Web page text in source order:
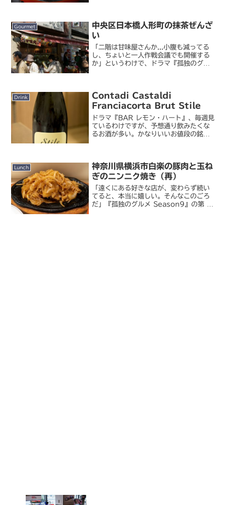
Gourmet
中央区日本橋人形町の抹茶ぜんざ
い
「二階は甘味屋さんか...小腹も減ってる
し、ちょいと一人作戦会議でも開催する
か」というわけで、ドラマ『孤独のグル
トに登場し...
Drink
Contadi Castaldi
Franciacorta Brut Stile
ドラマ『BAR レモン・ハート』、毎週見
ているわけですが、予想通り飲みたくな
るお酒が多い。かなりいいお値段の銘柄
もう一方は買える価格...
Lunch
神奈川県横浜市白楽の豚肉と玉ね
ぎのニンニク焼き（再）
「遠くにある好きな店が、変わらず続い
てると、本当に嬉しい。そんなこのごろ
だ」『孤独のグルメ Season9』の第 1